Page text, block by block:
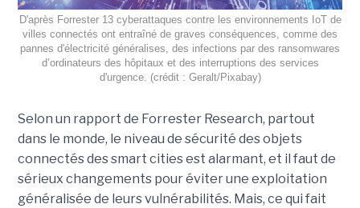
D'après Forrester 13 cyberattaques contre les environnements IoT de
villes connectés ont entraîné de graves conséquences, comme des
pannes d'électricité généralises, des infections par des ransomwares
d’ordinateurs des hôpitaux et des interruptions des services
d'urgence. (crédit : Geralt/Pixabay)
Selon un rapport de Forrester Research, partout
dans le monde, le niveau de sécurité des objets
connectés des smart cities est alarmant, et il faut de
sérieux changements pour éviter une exploitation
généralisée de leurs vulnérabilités. Mais, ce qui fait